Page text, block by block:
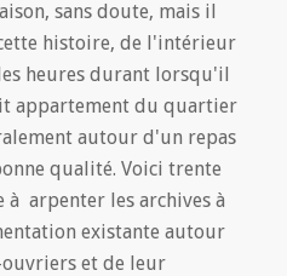
sans doute, mais il
histoire, de l'intérieur
heures durant lorsqu'il
appartement du quartier
autour d'un repas
qualité. Voici trente
arpenter les archives à
existante autour
et de leur